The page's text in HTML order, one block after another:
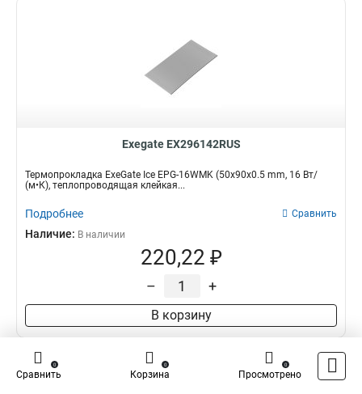
Exegate EX296142RUS
Термопрокладка ExeGate Ice EPG-16WMK (50x90x0.5 mm, 16 Вт/
(м•К), теплопроводящая клейкая...
Подробнее Сравнить
Наличие: В наличии
220,22 ₽
– +
В корзину
Сравнить
0
Корзина
0
Просмотрено
0